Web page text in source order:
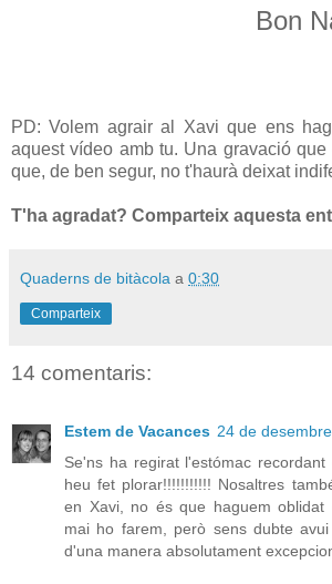
Bon
PD: Volem agrair al Xavi que ens
aquest vídeo amb tu. Una gravació
que, de ben segur, no t'haurà deixat
T'ha agradat? Comparteix aquesta
Quaderns de bitàcola a 0:30
Comparteix
14 comentaris:
Estem de Vacances 24 de
Se'ns ha regirat l'estómac
heu fet plorar!!!!!!!!!!! Nosaltres
en Xavi, no és que haguem oblidat
mai ho farem, però sens dubte
d'una manera absolutament